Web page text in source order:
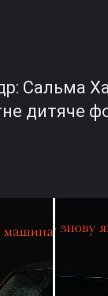
Сальма
дитяче